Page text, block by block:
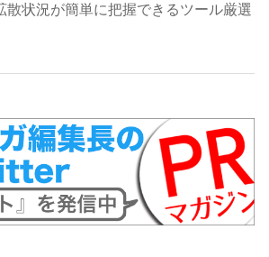
散状況が簡単に把握できるツール厳選